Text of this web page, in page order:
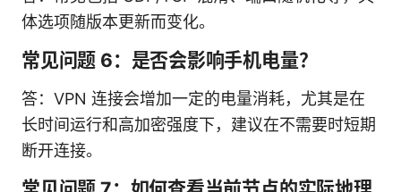
体选项随版本更新而变化。
常见问题 6：是否会影响手机电量？
答：VPN 连接会增加一定的电量消耗，尤其是在
长时间运行和高加密强度下，建议在不需要时短期
断开连接。